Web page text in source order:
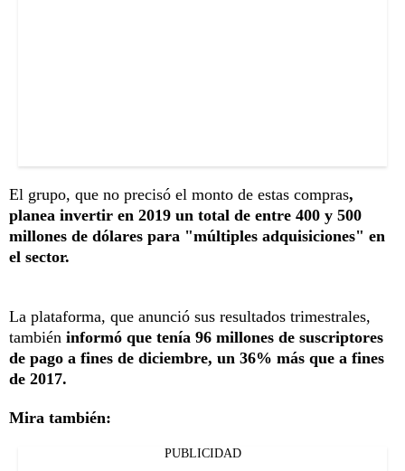
El grupo, que no precisó el monto de estas compras,
planea invertir en 2019 un total de entre 400 y 500
millones de dólares para "múltiples adquisiciones" en
el sector.
La plataforma, que anunció sus resultados trimestrales,
también informó que tenía 96 millones de suscriptores
de pago a fines de diciembre, un 36% más que a fines
de 2017.
Mira también:
PUBLICIDAD